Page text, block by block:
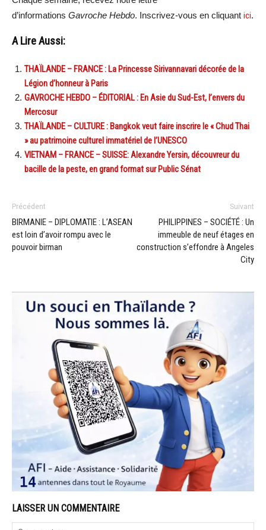
d’informations Gavroche Hebdo. Inscrivez-vous en cliquant ici.
A Lire Aussi:
THAÏLANDE – FRANCE : La Princesse Sirivannavari décorée de la
Légion d’honneur à Paris
GAVROCHE HEBDO – ÉDITORIAL : En Asie du Sud-Est, l’envers du
Mercosur
THAÏLANDE – CULTURE : Bangkok veut faire inscrire le « Chud Thai
» au patrimoine culturel immatériel de l’UNESCO
VIETNAM – FRANCE – SUISSE: Alexandre Yersin, découvreur du
bacille de la peste, en grand format sur Public Sénat
Précédent
BIRMANIE – DIPLOMATIE : L’ASEAN
est loin d’avoir rompu avec le
pouvoir birman
Suivant
PHILIPPINES – SOCIÉTÉ : Un
immeuble de neuf étages en
construction s’effondre à Angeles
City
LAISSER UN COMMENTAIRE